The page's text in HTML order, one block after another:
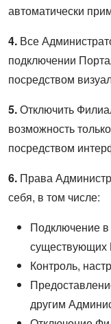
автоматически
4. Все
подключении
посредством
5.Отключить
возможность
посредством
6. Права
себя, в том числе:
Подключение
существующих
Контроль,
другим